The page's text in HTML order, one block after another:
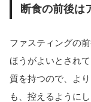
断食の前後は
ファスティングの
ほうがよいとされ
質を持つので、よ
も、控えるようにし